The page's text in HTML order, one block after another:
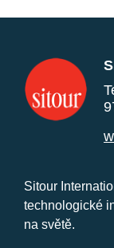
Sitour
technologické
na světě.